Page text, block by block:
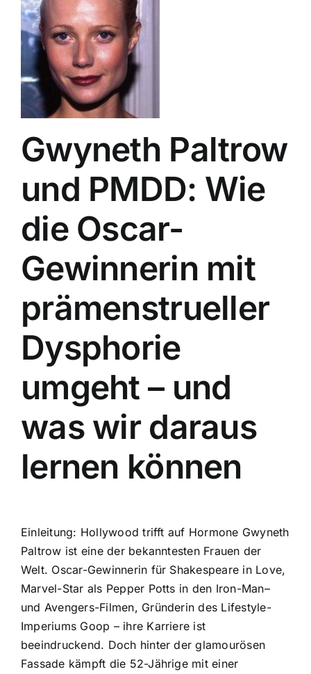
Gwyneth Paltrow
und PMDD: Wie
die Oscar-
Gewinnerin mit
prämenstrueller
Dysphorie
umgeht – und
was wir daraus
lernen können
Einleitung: Hollywood trifft auf Hormone Gwyneth
Paltrow ist eine der bekanntesten Frauen der
Welt. Oscar-Gewinnerin für Shakespeare in Love,
Marvel-Star als Pepper Potts in den Iron-Man–
und Avengers-Filmen, Gründerin des Lifestyle-
Imperiums Goop – ihre Karriere ist
beeindruckend. Doch hinter der glamourösen
Fassade kämpft die 52-Jährige mit einer